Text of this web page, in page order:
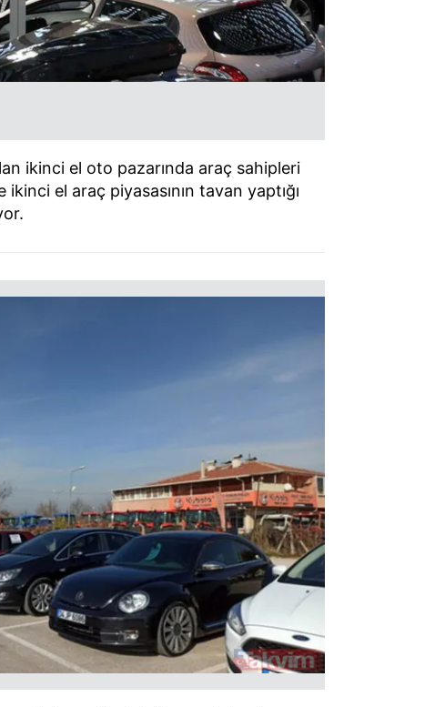
ikinci el oto pazarında araç sahipleri
el araç piyasasının tavan yaptığı